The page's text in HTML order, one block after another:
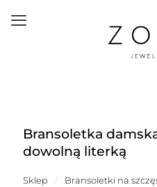
Bransoletka
dowolną literką
Sklep / Bransoletki na